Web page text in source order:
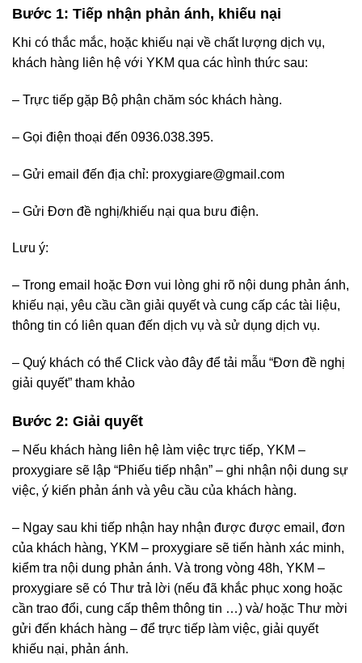
Bước 1: Tiếp nhận phản ánh, khiếu nại
Khi có thắc mắc, hoặc khiếu nại về chất lượng dịch vụ,
khách hàng liên hệ với YKM qua các hình thức sau:
– Trực tiếp gặp Bộ phận chăm sóc khách hàng.
– Gọi điện thoại đến 0936.038.395.
– Gửi email đến địa chỉ: proxygiare@gmail.com
– Gửi Đơn đề nghị/khiếu nại qua bưu điện.
Lưu ý:
– Trong email hoặc Đơn vui lòng ghi rõ nội dung phản ánh,
khiếu nại, yêu cầu cần giải quyết và cung cấp các tài liệu,
thông tin có liên quan đến dịch vụ và sử dụng dịch vụ.
– Quý khách có thể Click vào đây để tải mẫu “Đơn đề nghị
giải quyết” tham khảo
Bước 2: Giải quyết
– Nếu khách hàng liên hệ làm việc trực tiếp, YKM –
proxygiare sẽ lập “Phiếu tiếp nhận” – ghi nhận nội dung sự
việc, ý kiến phản ánh và yêu cầu của khách hàng.
– Ngay sau khi tiếp nhận hay nhận được được email, đơn
của khách hàng, YKM – proxygiare sẽ tiến hành xác minh,
kiểm tra nội dung phản ánh. Và trong vòng 48h, YKM –
proxygiare sẽ có Thư trả lời (nếu đã khắc phục xong hoặc
cần trao đổi, cung cấp thêm thông tin …) và/ hoặc Thư mời
gửi đến khách hàng – để trực tiếp làm việc, giải quyết
khiếu nại, phản ánh.